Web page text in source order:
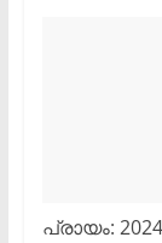
പ്രായം: